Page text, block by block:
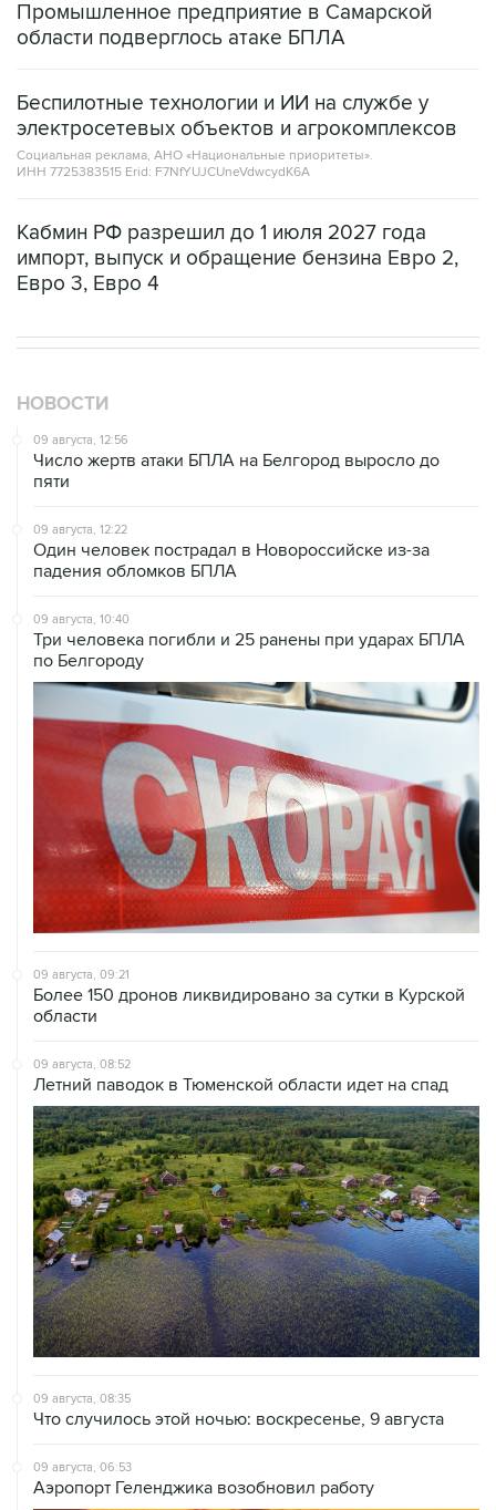
Промышленное предприятие в Самарской
области подверглось атаке БПЛА
Беспилотные технологии и ИИ на службе у
электросетевых объектов и агрокомплексов
Социальная реклама, АНО «Национальные приоритеты».
ИНН 7725383515 Erid: F7NfYUJCUneVdwcydK6A
Кабмин РФ разрешил до 1 июля 2027 года
импорт, выпуск и обращение бензина Евро 2,
Евро 3, Евро 4
НОВОСТИ
09 августа, 12:56
Число жертв атаки БПЛА на Белгород выросло до
пяти
09 августа, 12:22
Один человек пострадал в Новороссийске из-за
падения обломков БПЛА
09 августа, 10:40
Три человека погибли и 25 ранены при ударах БПЛА
по Белгороду
09 августа, 09:21
Более 150 дронов ликвидировано за сутки в Курской
области
09 августа, 08:52
Летний паводок в Тюменской области идет на спад
09 августа, 08:35
Что случилось этой ночью: воскресенье, 9 августа
09 августа, 06:53
Аэропорт Геленджика возобновил работу